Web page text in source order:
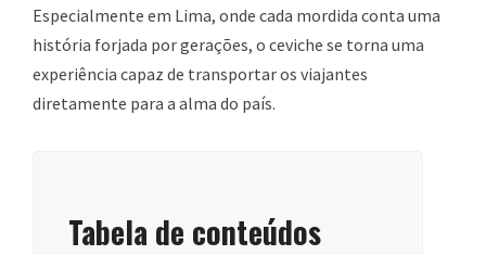
Especialmente em Lima, onde cada mordida conta uma
história forjada por gerações, o ceviche se torna uma
experiência capaz de transportar os viajantes
diretamente para a alma do país.
Tabela de conteúdos